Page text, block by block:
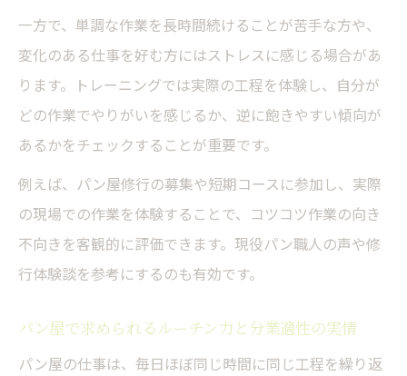
ルーチンワーク重視のパン屋職の魅力と課
題
パン屋適性は分業や反復作業の経験で磨か
れる
パン屋で活躍するために必要な習慣と心構
え
パン屋選択で自己分析を深める繰り返し作
業の視点
一方で、単調な作業を長時間続けることが苦手な方や、
変化のある仕事を好む方にはストレスに感じる場合があ
ります。トレーニングでは実際の工程を体験し、自分が
どの作業でやりがいを感じるか、逆に飽きやすい傾向が
あるかをチェックすることが重要です。
例えば、パン屋修行の募集や短期コースに参加し、実際
の現場での作業を体験することで、コツコツ作業の向き
不向きを客観的に評価できます。現役パン職人の声や修
行体験談を参考にするのも有効です。
パン屋で求められるルーチン力と分業適性の実情
パン屋の仕事は、毎日ほぼ同じ時間に同じ工程を繰り返